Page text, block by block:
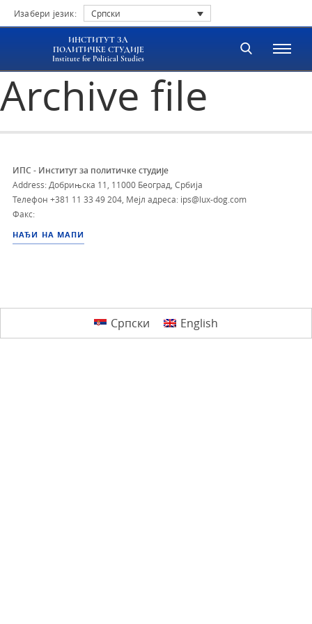
Изабери језик: Српски
ИНСТИТУТ ЗА
ПОЛИТИЧКЕ СТУДИЈЕ
Institute for Political Studies
Archive file
ИПС - Институт за политичке студије
Address: Добрињска 11, 11000 Београд, Србија
Телефон +381 11 33 49 204 Мејл адреса: ips@lux-dog.com
Факс:
НАЂИ НА МАПИ
Српски English